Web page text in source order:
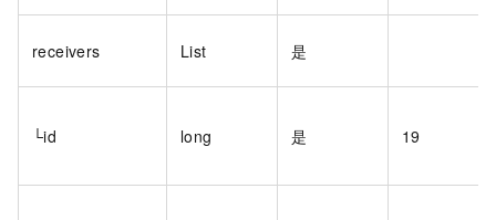
receivers List 是
└id long 是 19